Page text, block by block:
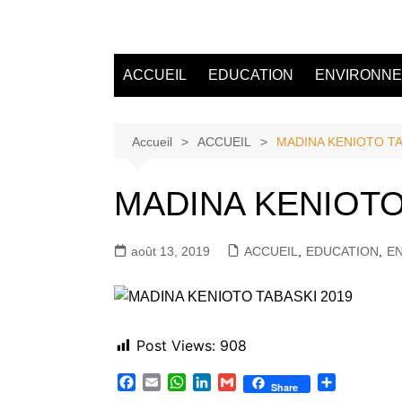
ACCUEIL EDUCATION
Accueil ACCUEIL MADINA KENIOTO
MADINA
août 13, 2019 ACCUEIL EDUCATION
Post Views: 908
W
G
Share